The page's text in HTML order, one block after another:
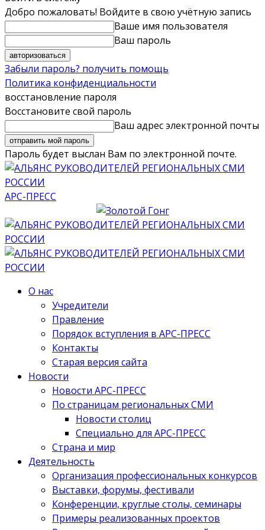
Добро пожаловать! Войдите в свою учётную запись
Ваше имя пользователя
Ваш пароль
Забыли пароль? получить помощь
Политика конфиденциальности
восстановление пароля
Восстановите свой пароль
Ваш адрес электронной почты
Пароль будет выслан Вам по электронной почте.
АРС-ПРЕСС
О нас
Учредители
Правление
Порядок вступления в АРС-ПРЕСС
Контакты
Старая версия сайта
Новости
Новости АРС-ПРЕСС
По страницам региональных СМИ
Новости столиц
Специально для АРС-ПРЕСС
Страна и мир
Деятельность
Организация профессиональных конкурсов
Выставки, форумы, фестивали
Конференции, круглые столы, семинары
Примеры реализованных проектов